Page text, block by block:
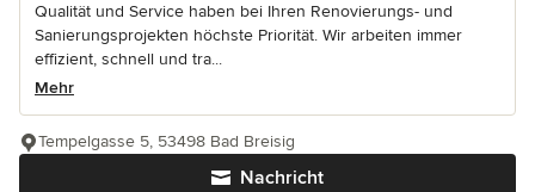
Qualität und Service haben bei Ihren Renovierungs- und
Sanierungsprojekten höchste Priorität. Wir arbeiten immer
effizient, schnell und tra...
Mehr
Nachricht
Tempelgasse 5, 53498 Bad Breisig